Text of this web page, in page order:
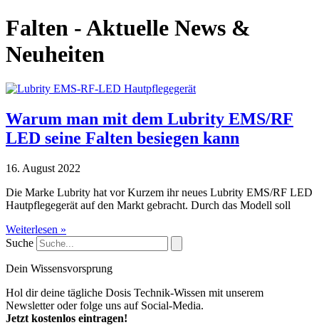
Falten - Aktuelle News &
Neuheiten
Warum man mit dem Lubrity EMS/RF
LED seine Falten besiegen kann
16. August 2022
Die Marke Lubrity hat vor Kurzem ihr neues Lubrity EMS/RF LED
Hautpflegegerät auf den Markt gebracht. Durch das Modell soll
Weiterlesen »
Suche
Dein Wissensvorsprung
Hol dir deine tägliche Dosis Technik-Wissen mit unserem
Newsletter oder folge uns auf Social-Media.
Jetzt kostenlos eintragen!